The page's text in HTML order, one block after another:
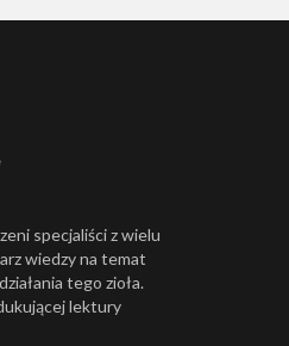
specjaliści z wielu
wiedzy na temat
tego zioła.
lektury